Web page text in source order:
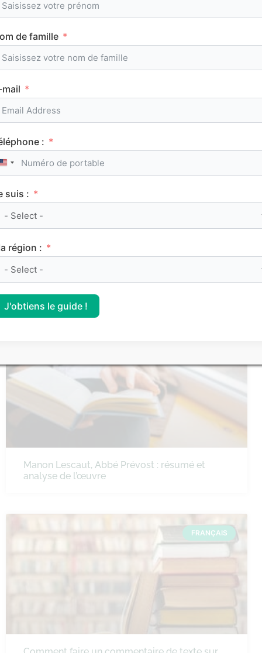
Service Civique : les secrets d’une bonne lettre
de motivation
Les articles les
plus consultés
Manon Lescaut, Abbé Prévost : résumé et
analyse de l’œuvre
FRANÇAIS
de famille
:
United States +1
suis :
région :
J'obtiens le guide !